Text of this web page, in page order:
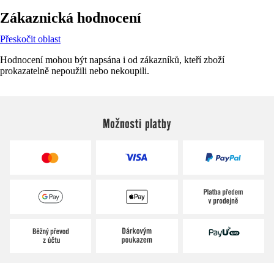
Zákaznická hodnocení
Přeskočit oblast
Hodnocení mohou být napsána i od zákazníků, kteří zboží
prokazatelně nepoužili nebo nekoupili.
Možnosti platby